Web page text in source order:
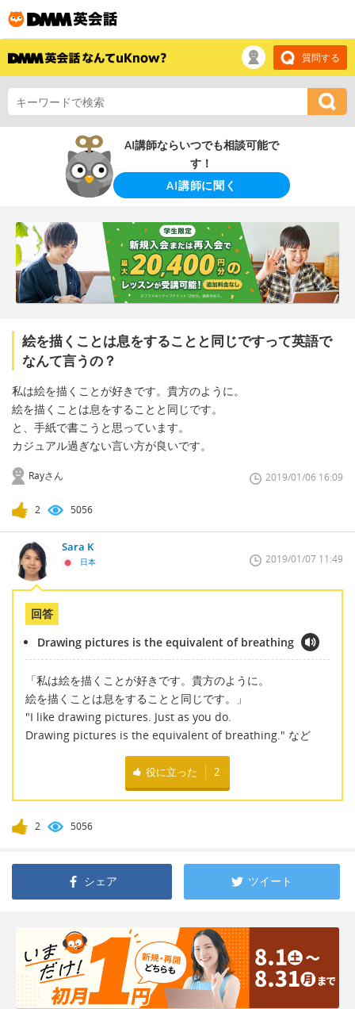
質問する
AI講師ならいつでも相談可能で
す！
AI講師に聞く
絵を描くことは息をすることと同じですって英語で
なんて言うの？
私は絵を描くことが好きです。貴方のように。
絵を描くことは息をすることと同じです。
と、手紙で書こうと思っています。
カジュアル過ぎない言い方が良いです。
Rayさん 2019/01/06 16:09
2 5056
Sara K
日本 2019/01/07 11:49
回答
Drawing pictures is the equivalent of breathing
「私は絵を描くことが好きです。貴方のように。
絵を描くことは息をすることと同じです。」
"I like drawing pictures. Just as you do.
Drawing pictures is the equivalent of breathing." など
役に立った 2
2 5056
シェア ツイート